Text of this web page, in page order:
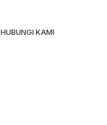
HUBUNGI KAMI